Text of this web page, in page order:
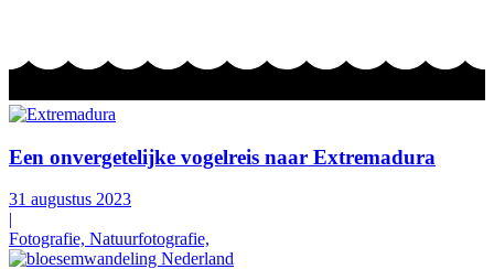
Een onvergetelijke vogelreis naar Extremadura
31 augustus 2023
|
Fotografie, Natuurfotografie,